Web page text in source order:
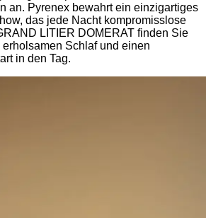
an. Pyrenex bewahrt ein einzigartiges
das jede Nacht kompromisslose
LITIER DOMERAT finden Sie
Schlaf und einen
in den Tag.